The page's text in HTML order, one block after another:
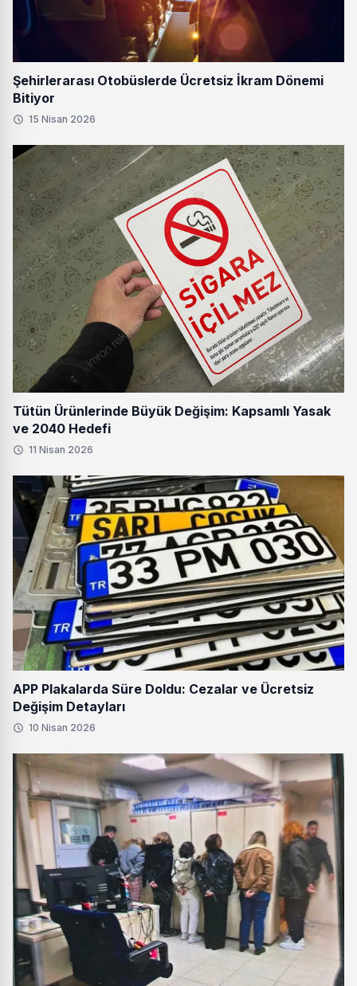
Şehirlerarası Otobüslerde Ücretsiz İkram Dönemi
Bitiyor
15 Nisan 2026
Tütün Ürünlerinde Büyük Değişim: Kapsamlı Yasak
ve 2040 Hedefi
11 Nisan 2026
APP Plakalarda Süre Doldu: Cezalar ve Ücretsiz
Değişim Detayları
10 Nisan 2026